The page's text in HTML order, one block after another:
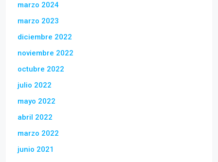
marzo 2024
marzo 2023
diciembre 2022
noviembre 2022
octubre 2022
julio 2022
mayo 2022
abril 2022
marzo 2022
junio 2021